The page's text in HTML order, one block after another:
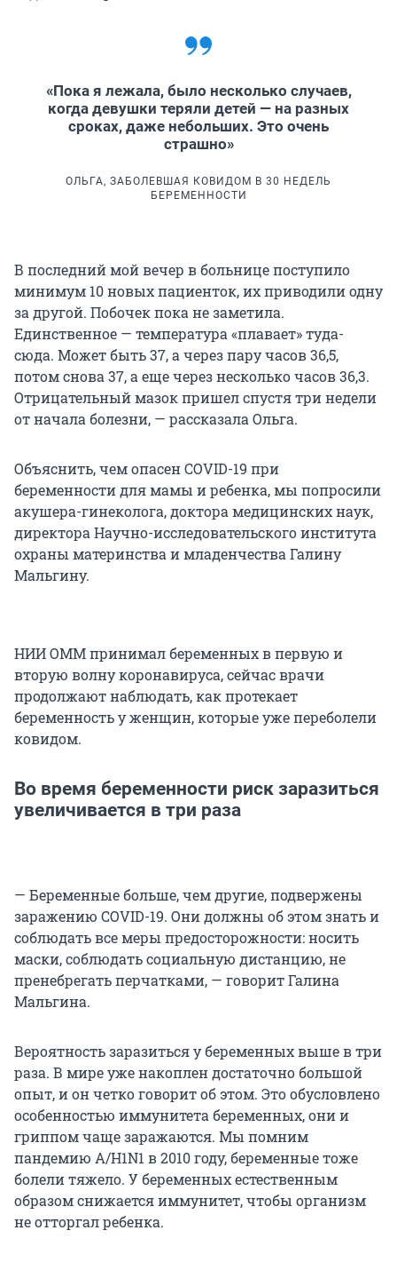
«Пока я лежала, было несколько случаев,
когда девушки теряли детей — на разных
сроках, даже небольших. Это очень
страшно»
ОЛЬГА, ЗАБОЛЕВШАЯ КОВИДОМ В 30 НЕДЕЛЬ
БЕРЕМЕННОСТИ
В последний мой вечер в больнице поступило
минимум 10 новых пациенток, их приводили одну
за другой. Побочек пока не заметила.
Единственное — температура «плавает» туда-
сюда. Может быть 37, а через пару часов 36,5,
потом снова 37, а еще через несколько часов 36,3.
Отрицательный мазок пришел спустя три недели
от начала болезни, — рассказала Ольга.
Объяснить, чем опасен COVID-19 при
беременности для мамы и ребенка, мы попросили
акушера-гинеколога, доктора медицинских наук,
директора Научно-исследовательского института
охраны материнства и младенчества Галину
Мальгину.
НИИ ОММ принимал беременных в первую и
вторую волну коронавируса, сейчас врачи
продолжают наблюдать, как протекает
беременность у женщин, которые уже переболели
ковидом.
Во время беременности риск заразиться
увеличивается в три раза
— Беременные больше, чем другие, подвержены
заражению COVID-19. Они должны об этом знать и
соблюдать все меры предосторожности: носить
маски, соблюдать социальную дистанцию, не
пренебрегать перчатками, — говорит Галина
Мальгина.
Вероятность заразиться у беременных выше в три
раза. В мире уже накоплен достаточно большой
опыт, и он четко говорит об этом. Это обусловлено
особенностью иммунитета беременных, они и
гриппом чаще заражаются. Мы помним
пандемию A/H1N1 в 2010 году, беременные тоже
болели тяжело. У беременных естественным
образом снижается иммунитет, чтобы организм
не отторгал ребенка.